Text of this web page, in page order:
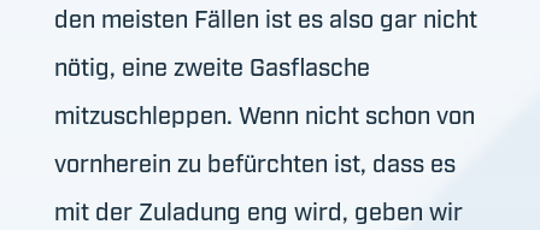
den meisten Fällen ist es also gar nicht
nötig, eine zweite Gasflasche
mitzuschleppen. Wenn nicht schon von
vornherein zu befürchten ist, dass es
mit der Zuladung eng wird, geben wir